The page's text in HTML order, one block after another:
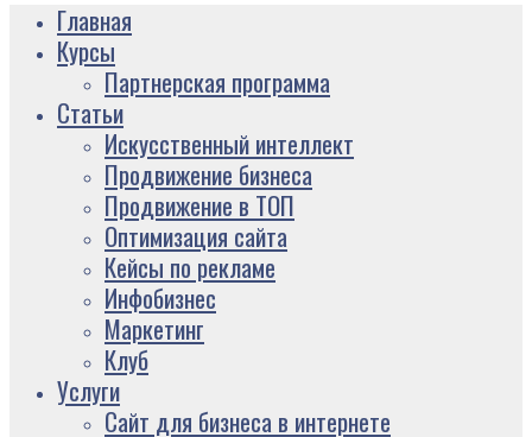
Главная
Курсы
Партнерская программа
Статьи
Искусственный интеллект
Продвижение бизнеса
Продвижение в ТОП
Оптимизация сайта
Кейсы по рекламе
Инфобизнес
Маркетинг
Клуб
Услуги
Сайт для бизнеса в интернете